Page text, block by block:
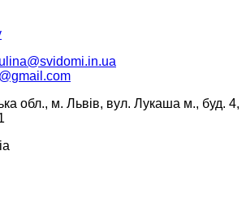
обл., м. Львів, вул. Лукаша м., буд. 4,